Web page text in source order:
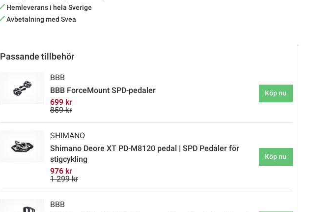
Hemleverans i hela Sverige
Avbetalning med Svea
Passande tillbehör
BBB
BBB ForceMount SPD-pedaler
699 kr
859 kr
Köp nu
SHIMANO
Shimano Deore XT PD-M8120 pedal | SPD Pedaler för
stigcykling
976 kr
1 299 kr
Köp nu
BBB